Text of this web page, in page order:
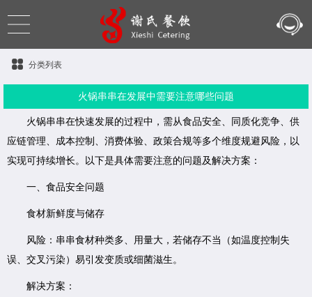
分类列表
火锅串串在发展中需要注意哪些问题
火锅串串在快速发展的过程中，需从食品安全、同质化竞争、供
应链管理、成本控制、消费体验、政策合规等多个维度规避风险，以
实现可持续增长。以下是具体需要注意的问题及解决方案：
一、食品安全问题
食材新鲜度与储存
风险：串串食材种类多、用量大，若储存不当（如温度控制失
误、交叉污染）易引发变质或细菌滋生。
解决方案：